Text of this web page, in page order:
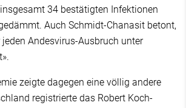
34 bestätigten Infektionen
Auch Schmidt-Chanasit betont,
Andesvirus-Ausbruch unter
zeigte dagegen eine völlig andere
registrierte das Robert Koch-